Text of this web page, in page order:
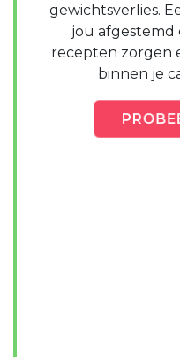
gewichtsverlies.
jou afgestemd
recepten zorgen
binnen je